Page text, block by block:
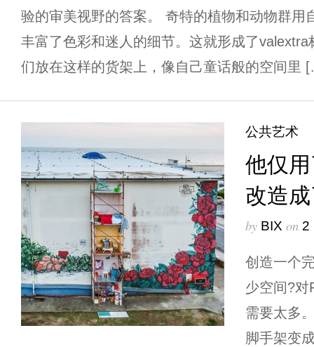
验的审美视野的答案。 奇特的植物和动物群用
丰富了色彩和迷人的细节。这就形成了
们放在这样的货架上，像自己童话般的空间里
公共艺术
他仅
改造
by BIX on 2
创造一个
少空间?对
需要太多
脚手架变